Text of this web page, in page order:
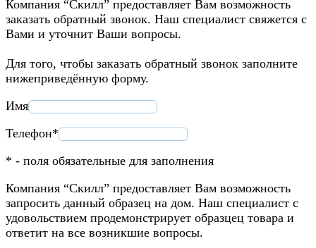
Компания “Скилл” предоставляет Вам возможность
заказать обратный звонок. Наш специалист свяжется с
Вами и уточнит Ваши вопросы.
Для того, чтобы заказать обратный звонок заполните
нижеприведённую форму.
Имя
Телефон*
* - поля обязательные для заполнения
Компания “Скилл” предоставляет Вам возможность
запросить данный образец на дом. Наш специалист с
удовольствием продемонстрирует образцец товара и
ответит на все возникшие вопросы.